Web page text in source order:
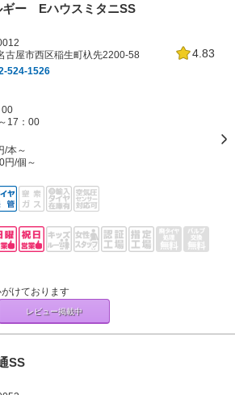
ギー EハウスミタニSS
4.83
古屋市西区稲生町杁先2200-58
524-1526
00
17：00
/本～
円/個～
けております
レビュー掲載中
SS